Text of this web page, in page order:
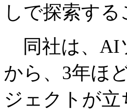
しで探索す
同社は、AI
から、3年ほ
ジェクトが